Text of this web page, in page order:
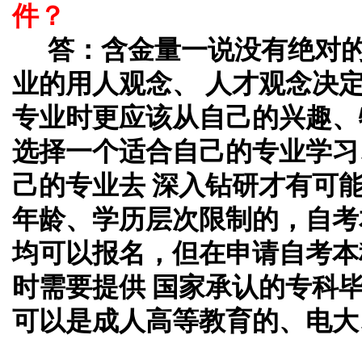
件？
答： 含金量一说没有绝对
业的用人观念、 人才观念决
专业时更应该从自己的兴趣
选择一个适合自己的专业学
己的专业去 深入钻研才有可
年龄、学历层次限制的，自
均可以报名，但在申请自考
时需要提供 国家承认的专科
可以是成人高等教育的、电